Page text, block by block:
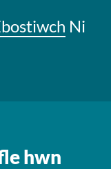
Ni
hwn